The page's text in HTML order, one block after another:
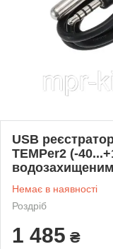
USB
TEMPer2 (-
Немає в наявності
Роздріб
1 485 ₴